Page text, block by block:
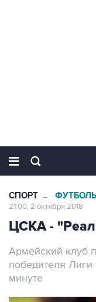
СПОРТ →
21:00, 2 октября 2018
ЦСКА -
Армейский клуб
победителя
минуте